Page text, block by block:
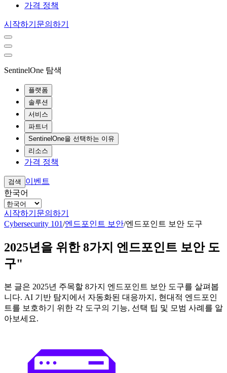
가격 정책
시작하기 문의하기
SentinelOne 탐색
플랫폼
솔루션
서비스
파트너
SentinelOne을 선택하는 이유
리소스
가격 정책
검색
이벤트
한국어
시작하기 문의하기
Cybersecurity 101/엔드포인트 보안/엔드포인트 보안 도구
2025년을 위한 8가지 엔드포인트 보안 도
구"
본 글은 2025년 주목할 8가지 엔드포인트 보안 도구를 살펴봅
니다. AI 기반 탐지에서 자동화된 대응까지, 현대적 엔드포인
트를 보호하기 위한 각 도구의 기능, 선택 팁 및 모범 사례를 알
아보세요.